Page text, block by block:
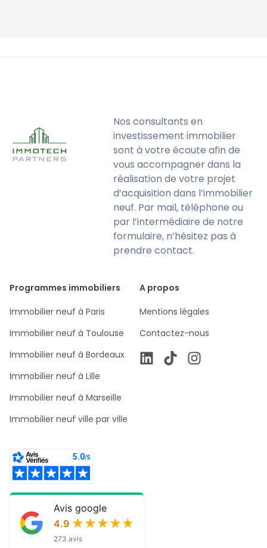
Nos consultants en
investissement immobilier
sont à votre écoute afin de
vous accompagner dans la
réalisation de votre projet
d’acquisition dans l’immobilier
neuf. Par mail, téléphone ou
par l’intermédiaire de notre
formulaire, n’hésitez pas à
prendre contact.
Programmes immobiliers
Immobilier neuf à Paris
Immobilier neuf à Toulouse
Immobilier neuf à Bordeaux
Immobilier neuf à Lille
Immobilier neuf à Marseille
Immobilier neuf ville par ville
A propos
Mentions légales
Contactez-nous
Avis google
4.9 ★★★★★
★★★★★
273 avis